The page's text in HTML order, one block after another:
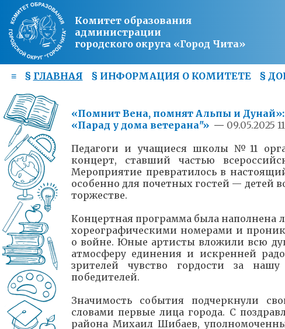
Комитет образования
администрации
городского округа «Город Чита»
≡ § ГЛАВНАЯ § ИНФОРМАЦИЯ О КОМИТЕТЕ §
«Помнит Вена, помнят Альпы и
«Парад у дома ветерана"» — 09.05.2025
Педагоги и учащиеся школы №11
концерт, ставший частью
Мероприятие превратилось в
особенно для почетных гостей — детей
торжестве.
Концертная программа была
хореографическими номерами и
о войне. Юные артисты вложили всю
атмосферу единения и искренней
зрителей чувство гордости за
победителей.
Значимость события подчеркнули
словами первые лица города. С
района Михаил Шибаев,